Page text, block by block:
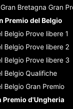
Bretagna Gran
Premio del Belgio
Belgio Prove libere 1
Belgio Prove libere 2
Belgio Prove libere 3
Belgio Qualifiche
Belgio Gran Premio
Premio d'Ungheria